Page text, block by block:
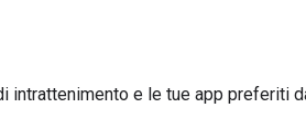
intrattenimento e le tue app preferiti